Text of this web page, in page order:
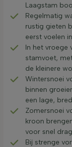
Laagstam
Regelmatig
rustig gieten
eerst voelen
In het vroege
stamvoet,
de kleinere
Wintersnoei
binnen
een lage,
Zomersnoei
kroon
voor snel
Bij strenge